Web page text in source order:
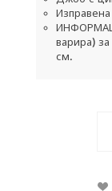
Изправена
варира)
см.